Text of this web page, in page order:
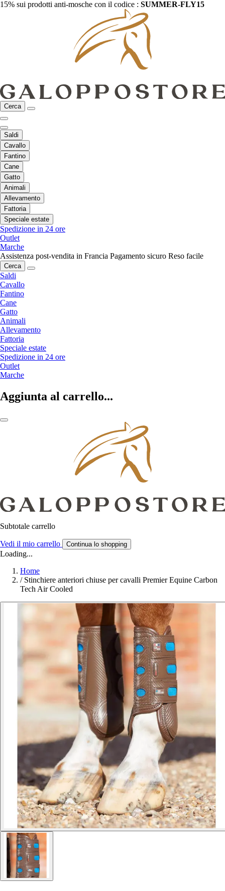
15% sui prodotti anti-mosche con il codice : SUMMER-FLY15
Cerca
Saldi
Cavallo
Fantino
Cane
Gatto
Animali
Allevamento
Fattoria
Speciale estate
Spedizione in 24 ore
Outlet
Marche
Assistenza post-vendita in Francia Pagamento sicuro Reso facile
Cerca
Saldi
Cavallo
Fantino
Cane
Gatto
Animali
Allevamento
Fattoria
Speciale estate
Spedizione in 24 ore
Outlet
Marche
Aggiunta al carrello...
Subtotale carrello
Vedi il mio carrello Continua lo shopping
Loading...
Home
/ Stinchiere anteriori chiuse per cavalli Premier Equine Carbon
Tech Air Cooled